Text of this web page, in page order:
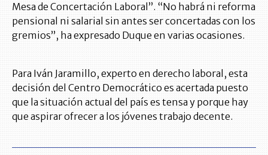
Mesa de Concertación Laboral”. “No habrá ni reforma
pensional ni salarial sin antes ser concertadas con los
gremios”, ha expresado Duque en varias ocasiones.
Para Iván Jaramillo, experto en derecho laboral, esta
decisión del Centro Democrático es acertada puesto
que la situación actual del país es tensa y porque hay
que aspirar ofrecer a los jóvenes trabajo decente.